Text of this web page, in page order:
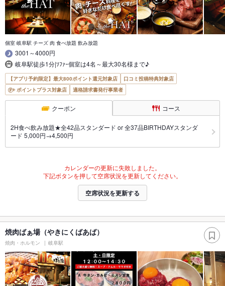
個室 岐阜駅 チーズ 肉 食べ放題 飲み放題
3001～4000円
岐阜駅徒歩1分|ｿﾌｧｰ個室は4名～最大30名様まで♪
【アプリ予約限定】最大800ポイント還元対象店
口コミ投稿特典対象店
ポイントプラス対象店
適格請求書発行事業者
クーポン コース
2H食べ飲み放題★全42品スタンダード or 全37品BIRTHDAYスタンダ
ード 5,000円→4,500円
カレンダーの更新に失敗しました。
下記ボタンを押して空席状況を更新してください。
空席状況を更新する
焼肉ばぁ場（やきにくばあば）
焼肉・ホルモン 岐阜駅